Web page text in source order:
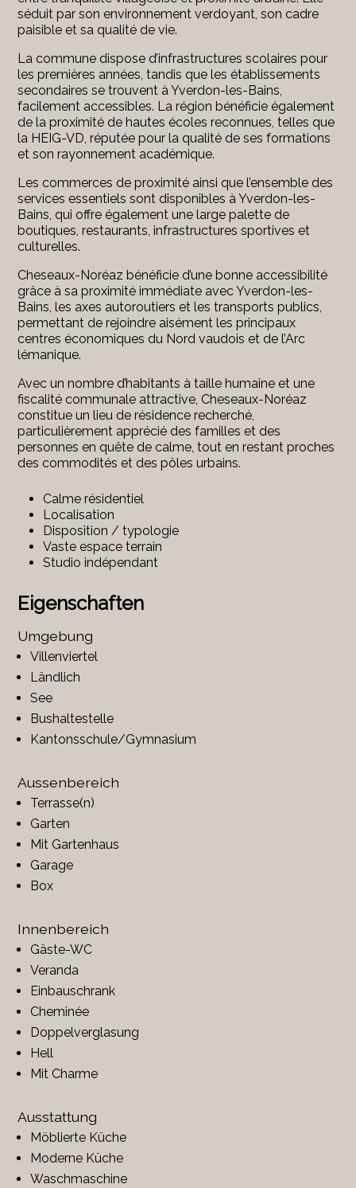
séduit par son environnement verdoyant, son cadre
paisible et sa qualité de vie.
La commune dispose d’infrastructures scolaires pour
les premières années, tandis que les établissements
secondaires se trouvent à Yverdon-les-Bains,
facilement accessibles. La région bénéficie également
de la proximité de hautes écoles reconnues, telles que
la HEIG-VD, réputée pour la qualité de ses formations
et son rayonnement académique.
Les commerces de proximité ainsi que l’ensemble des
services essentiels sont disponibles à Yverdon-les-
Bains, qui offre également une large palette de
boutiques, restaurants, infrastructures sportives et
culturelles.
Cheseaux-Noréaz bénéficie d’une bonne accessibilité
grâce à sa proximité immédiate avec Yverdon-les-
Bains, les axes autoroutiers et les transports publics,
permettant de rejoindre aisément les principaux
centres économiques du Nord vaudois et de l’Arc
lémanique.
Avec un nombre d’habitants à taille humaine et une
fiscalité communale attractive, Cheseaux-Noréaz
constitue un lieu de résidence recherché,
particulièrement apprécié des familles et des
personnes en quête de calme, tout en restant proches
des commodités et des pôles urbains.
Calme résidentiel
Localisation
Disposition / typologie
Vaste espace terrain
Studio indépendant
Eigenschaften
Umgebung
Villenviertel
Ländlich
See
Bushaltestelle
Kantonsschule/Gymnasium
Aussenbereich
Terrasse(n)
Garten
Mit Gartenhaus
Garage
Box
Innenbereich
Gäste-WC
Veranda
Einbauschrank
Cheminée
Doppelverglasung
Hell
Mit Charme
Ausstattung
Möblierte Küche
Moderne Küche
Waschmaschine